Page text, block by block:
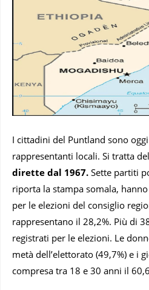
I cittadini del Puntland sono
rappresentanti locali. Si tratta
dirette dal 1967. Sette partiti
riporta la stampa somala,
per le elezioni del consiglio
rappresentano il 28,2%. Più di
registrati per le elezioni. Le
metà dell’elettorato (49,7%) e i
compresa tra 18 e 30 anni il